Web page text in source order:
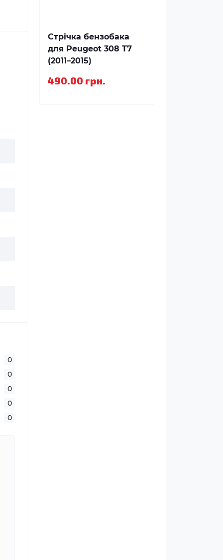
0
0
0
0
0
Стрічка бензобака
для Peugeot 308 T7
(2011–2015)
490.00 грн.